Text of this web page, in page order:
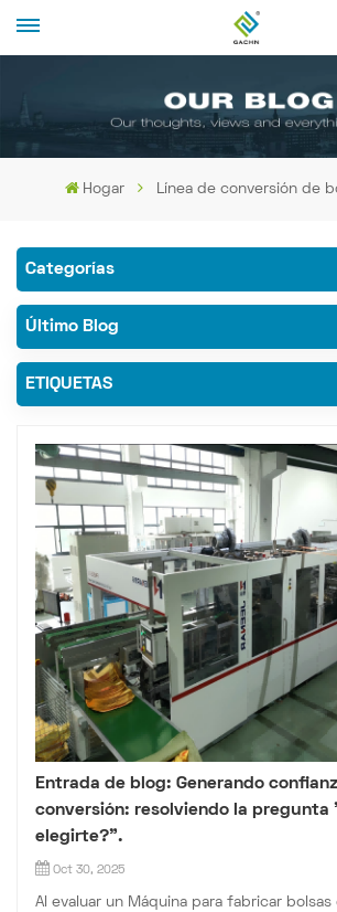
Hogar Línea de conversión de
Categorías
Último Blog
ETIQUETAS
Entrada de blog: Generando
conversión: resolviendo la pregunta
elegirte?".
Oct 30, 2025
Al evaluar un Máquina para fabricar bolsas